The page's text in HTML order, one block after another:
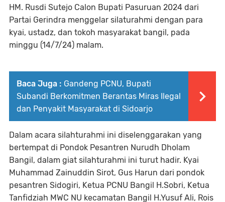
HM. Rusdi Sutejo Calon Bupati Pasuruan 2024 dari
Partai Gerindra menggelar silaturahmi dengan para
kyai, ustadz, dan tokoh masyarakat bangil, pada
minggu (14/7/24) malam.
Baca Juga : Gandeng PCNU, Bupati
Subandi Berkomitmen Berantas Miras Ilegal
dan Penyakit Masyarakat di Sidoarjo
Dalam acara silahturahmi ini diselenggarakan yang
bertempat di Pondok Pesantren Nurudh Dholam
Bangil, dalam giat silahturahmi ini turut hadir. Kyai
Muhammad Zainuddin Sirot, Gus Harun dari pondok
pesantren Sidogiri, Ketua PCNU Bangil H.Sobri, Ketua
Tanfidziah MWC NU kecamatan Bangil H.Yusuf Ali, Rois